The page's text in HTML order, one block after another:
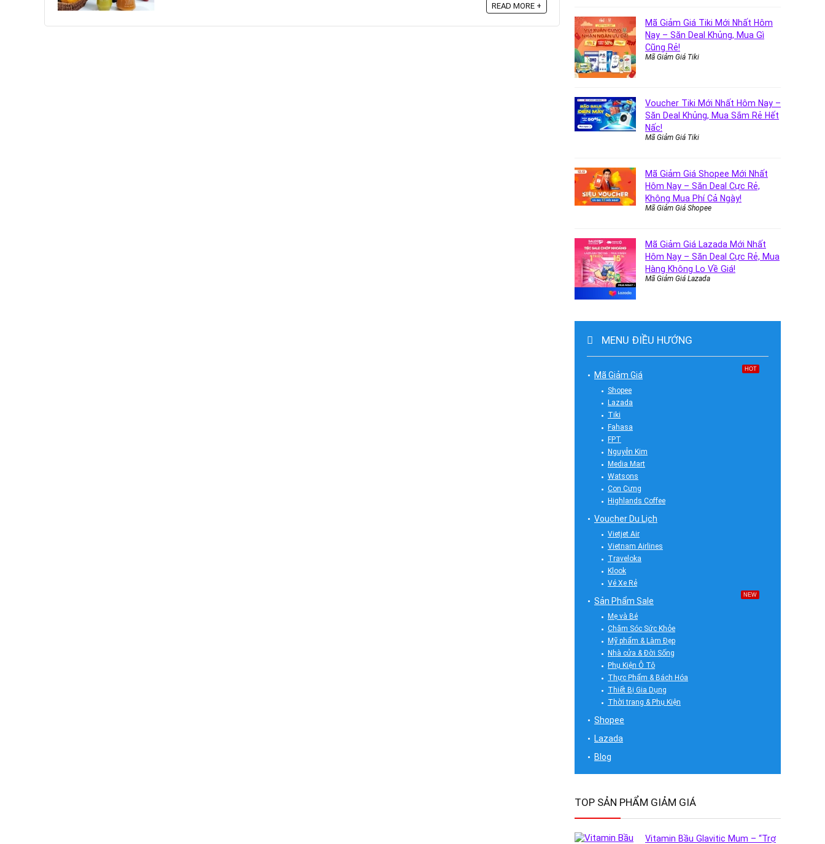
READ MORE +
Mã Giảm Giá Tiki Mới Nhất Hôm
Nay – Săn Deal Khủng, Mua Gì
Cũng Rẻ!
Mã Giảm Giá Tiki
Voucher Tiki Mới Nhất Hôm Nay –
Săn Deal Khủng, Mua Sắm Rẻ Hết
Nấc!
Mã Giảm Giá Tiki
Mã Giảm Giá Shopee Mới Nhất
Hôm Nay – Săn Deal Cực Rẻ,
Không Mua Phí Cả Ngày!
Mã Giảm Giá Shopee
Mã Giảm Giá Lazada Mới Nhất
Hôm Nay – Săn Deal Cực Rẻ, Mua
Hàng Không Lo Về Giá!
Mã Giảm Giá Lazada
MENU ĐIỀU HƯỚNG
Mã Giảm Giá
HOT
Shopee
Lazada
Tiki
Fahasa
FPT
Nguyễn Kim
Media Mart
Watsons
Con Cưng
Highlands Coffee
Voucher Du Lịch
Vietjet Air
Vietnam Airlines
Traveloka
Klook
Vé Xe Rẻ
Sản Phẩm Sale
NEW
Mẹ và Bé
Chăm Sóc Sức Khỏe
Mỹ phẩm & Làm Đẹp
Nhà cửa & Đời Sống
Phụ Kiện Ô Tô
Thực Phẩm & Bách Hóa
Thiết Bị Gia Dụng
Thời trang & Phụ Kiện
Shopee
Lazada
Blog
TOP SẢN PHẨM GIẢM GIÁ
Vitamin Bầu Glavitic Mum – “Trợ